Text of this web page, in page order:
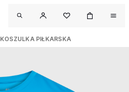
KOSZULKA PIŁKARSKA